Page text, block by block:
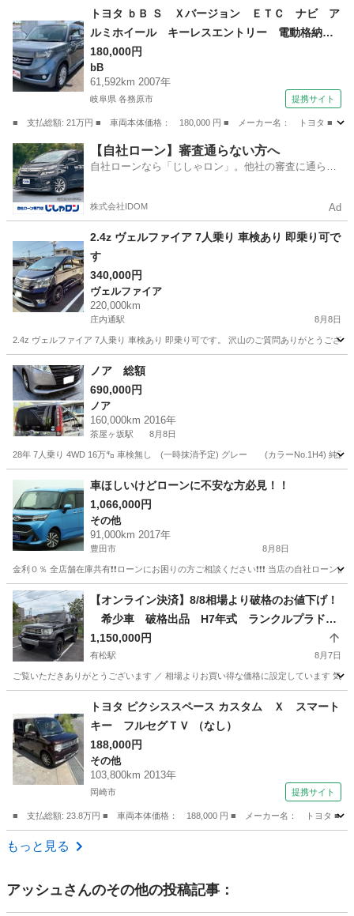
石刀駅 プリウス
トヨタ ｂＢ Ｓ Ｘバージョン ＥＴＣ ナビ ア
ルミホイール キーレスエントリー 電動格納ミ
ラー ＡＴ 衝突安全ボディ ベンチシート Ａ
ＢＳ ＣＤ ＤＶＤ再生 エアコン パワーステ
アリング 現状渡し （なし）
180,000円
bB
61,592km 2007年
岐阜県 各務原市 提携サイト
■ 支払総額: 21万円 ■ 車両本体価格： 180,000 円 ■ メーカー名： トヨタ ■
岐阜 各務原市 bB
【自社ローン】審査通らない方へ
自社ローンなら「じしゃロン」。他社の審査に通らな
株式会社IDOM Ad
2.4z ヴェルファイア 7人乗り 車検あり 即乗り可で
す
340,000円
ヴェルファイア
220,000km
庄内通駅 8月8日
2.4z ヴェルファイア 7人乗り 車検あり 即乗り可です。 沢山のご質問ありがとうござ
愛知 名古屋市 庄内通駅
ノア 総額
690,000円
ノア
160,000km 2016年
茶屋ヶ坂駅 8月8日
28年 7人乗り 4WD 16万㌔ 車検無し (一時抹消予定) グレー (カラーNo.1H4) 純正ナ
茶屋ヶ坂駅
車ほしいけどローンに不安な方必見！！
1,066,000円
その他
91,000km 2017年
豊田市 8月8日
金利０％ 全店舗在庫共有❗️❗️ローンにお困りの方ご相談ください❗️❗️❗️ 当店の自社ロ
愛知 豊田市 その他 ローン
【オンライン決済】8/8相場より破格のお値下げ！
希少車 破格出品 H7年式 ランクルプラド78
ディーゼル 3000cc 修復歴無 3ナンバー抹消
ブラウン色替 元F様コンプリート車！ ETC
1,150,000円
有松駅 8月7日
ご覧いただきありがとうございます ／ 相場よりお買い得な価格に設定しています
有松駅 ブラウン
トヨタ ピクシススペース カスタム Ｘ スマート
キー フルセグＴＶ （なし）
188,000円
その他
103,800km 2013年
岡崎市 提携サイト
■ 支払総額: 23.8万円 ■ 車両本体価格： 188,000 円 ■ メーカー名： トヨタ
愛知 岡崎市
もっと見る
アッシュさんのその他の投稿記事：